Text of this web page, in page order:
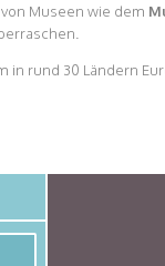
Museen wie dem
in rund 30 Ländern